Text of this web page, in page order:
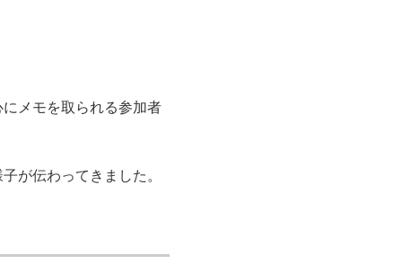
メモを取られる参加者
が伝わってきました。